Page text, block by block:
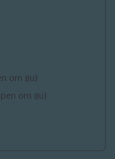
om 8u)
om 8u)